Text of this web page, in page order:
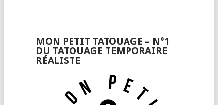
MON PETIT TATOUAGE – N°1
DU TATOUAGE TEMPORAIRE
RÉALISTE